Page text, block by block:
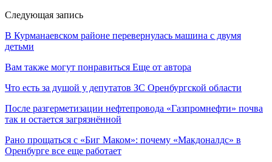
Следующая запись
В Курманаевском районе перевернулась машина с двумя
детьми
Вам также могут понравиться Еще от автора
Что есть за душой у депутатов ЗС Оренбургской области
После разгерметизации нефтепровода «Газпромнефти» почва
так и остается загрязнённой
Рано прощаться с «Биг Маком»: почему «Макдоналдс» в
Оренбурге все еще работает